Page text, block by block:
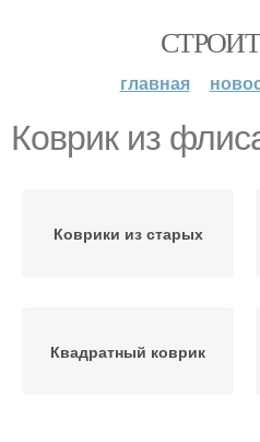
главная
Коврик из
Коврики из старых
Квадратный коврик